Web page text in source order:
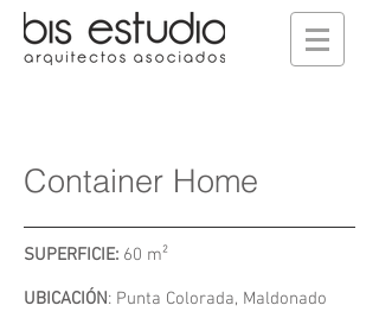
SUPERFICIE: 60 m²
UBICACIÓN: Punta Colorada, Maldonado​
Container Home